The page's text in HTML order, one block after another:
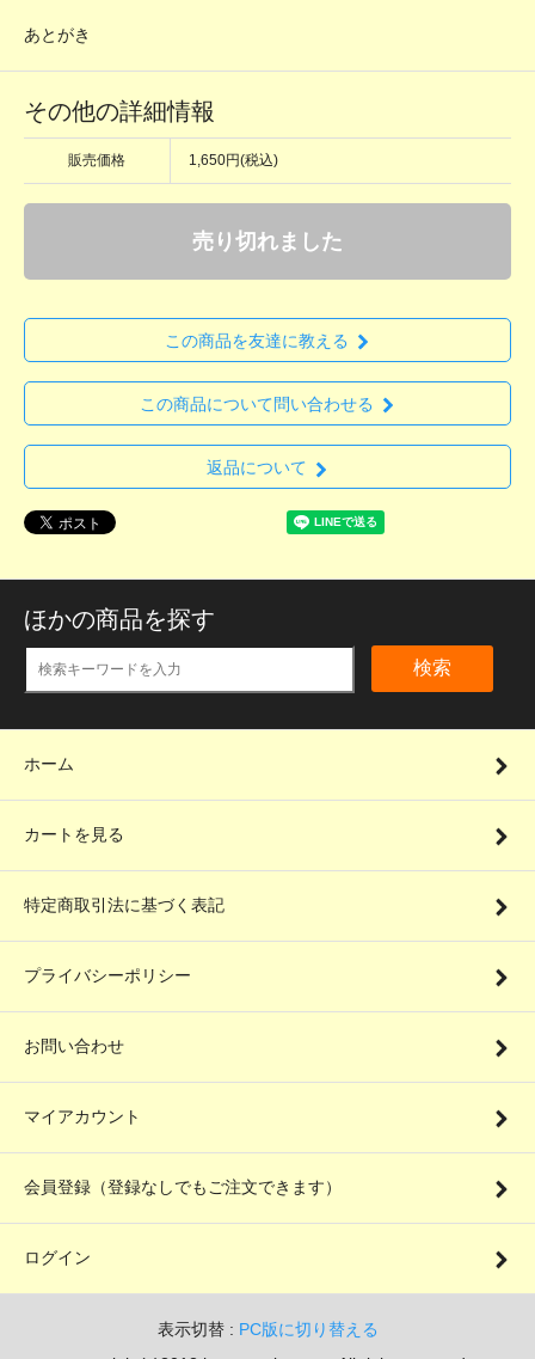
あとがき
その他の詳細情報
販売価格 1,650円(税込)
売り切れました
この商品を友達に教える
この商品について問い合わせる
返品について
ほかの商品を探す
検索
ホーム
カートを見る
特定商取引法に基づく表記
プライバシーポリシー
お問い合わせ
マイアカウント
会員登録（登録なしでもご注文できます）
ログイン
表示切替 : PC版に切り替える